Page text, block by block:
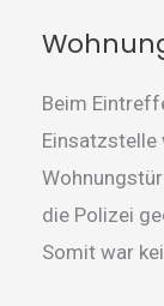
Beim
Einsatzstelle
die Polizei
Somit war